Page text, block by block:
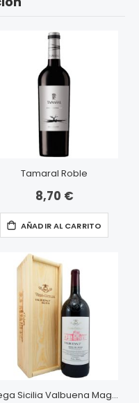
Tamaral Roble
8,70 €
AÑADIR AL CARRITO
Vega Sicilia Valbuena Magnum